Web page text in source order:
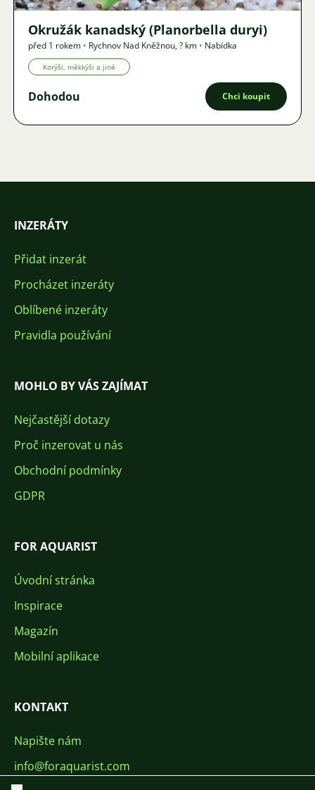
Okružák kanadský (Planorbella duryi)
před 1 rokem • Rychnov Nad Kněžnou,? km • Nabídka
Korýši, měkkýši a jiné
Dohodou Chci koupit
INZERÁTY
Přidat inzerát
Procházet inzeráty
Oblíbené inzeráty
Pravidla používání
MOHLO BY VÁS ZAJÍMAT
Nejčastější dotazy
Proč inzerovat u nás
Obchodní podmínky
GDPR
FOR AQUARIST
Úvodní stránka
Inspirace
Magazín
Mobilní aplikace
KONTAKT
Napište nám
info@foraquarist.com